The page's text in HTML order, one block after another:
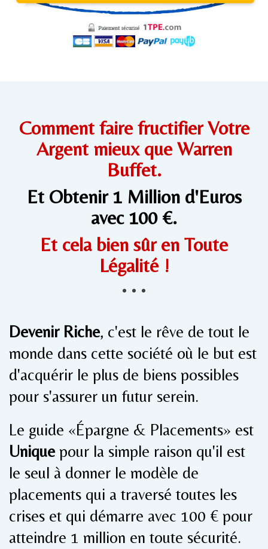
Comment faire fructifier Votre
Argent mieux que Warren
Buffet.
Et Obtenir 1 Million d'Euros
avec 100 €.
Et cela bien sûr en Toute
Légalité !
Devenir Riche, c'est le rêve de tout le
monde dans cette société où le but est
d'acquérir le plus de biens possibles
pour s'assurer un futur serein.
Le guide «Épargne & Placements» est
Uniquepour la simple raison qu'il est
le seul à donner le modèle de
placements qui a traversé toutes les
crises et qui démarre avec 100 € pour
atteindre 1 million en toute sécurité.